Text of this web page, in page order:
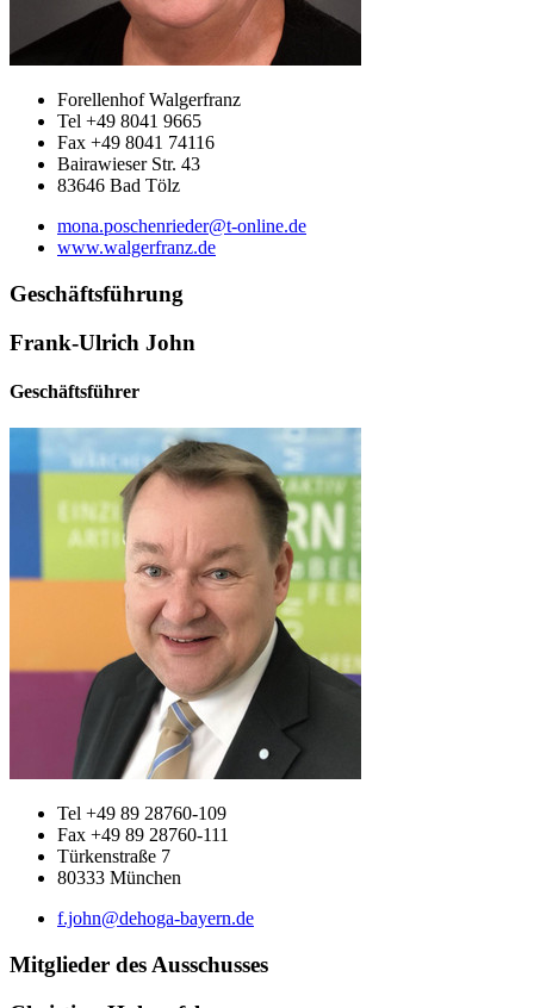
Forellenhof Walgerfranz
Tel +49 8041 9665
Fax +49 8041 74116
Bairawieser Str. 43
83646 Bad Tölz
mona.poschenrieder@t-online.de
www.walgerfranz.de
Geschäftsführung
Frank-Ulrich John
Geschäftsführer
Tel +49 89 28760-109
Fax +49 89 28760-111
Türkenstraße 7
80333 München
f.john@dehoga-bayern.de
Mitglieder des Ausschusses